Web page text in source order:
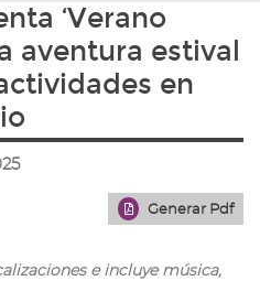
‘Verano
aventura estival
en
Generar Pdf
e incluye música,